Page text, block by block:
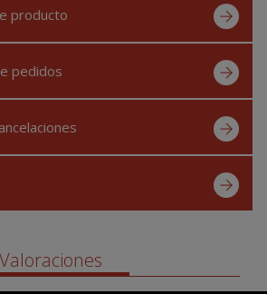
producto
pedidos
Valoraciones